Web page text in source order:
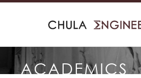
Skip
ACADEMICS